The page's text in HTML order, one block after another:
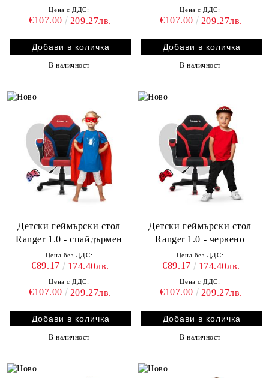
Цена с ДДС:
€107.00 209.27лв.
В наличност
Цена с ДДС:
€107.00 209.27лв.
В наличност
Детски геймърски стол
Ranger 1.0 - спайдърмен
Цена без ДДС:
€89.17 174.40лв.
Цена с ДДС:
€107.00 209.27лв.
В наличност
Детски геймърски стол
Ranger 1.0 - червено
Цена без ДДС:
€89.17 174.40лв.
Цена с ДДС:
€107.00 209.27лв.
В наличност